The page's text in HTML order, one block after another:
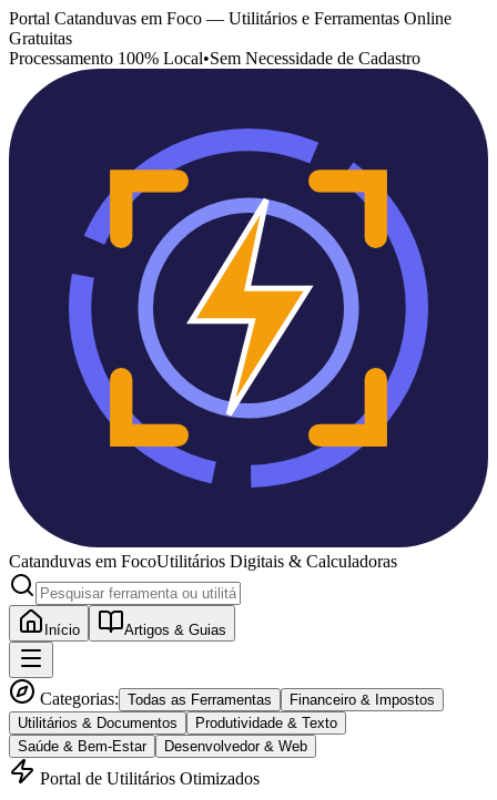
Portal Catanduvas em Foco — Utilitários e Ferramentas Online
Gratuitas
Processamento 100% Local•Sem Necessidade de Cadastro
Catanduvas em FocoUtilitários Digitais & Calculadoras
Início Artigos & Guias
Categorias: Todas as Ferramentas
Financeiro & Impostos
Utilitários & Documentos
Produtividade & Texto
Saúde & Bem-Estar
Desenvolvedor & Web
Portal de Utilitários Otimizados